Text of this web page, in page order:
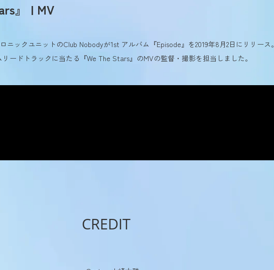
』 | MV
ニックユニットのClub Nobodyが1st アルバム『Episode』を2019年8月2日にリリース。
リードトラックに当たる『We The Stars』のMVの監督・撮影を担当しました。
CREDIT